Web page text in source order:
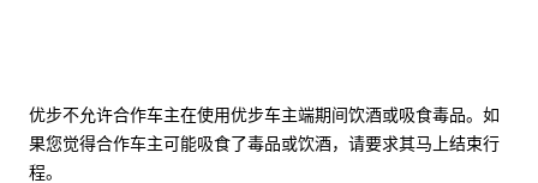
优步不允许合作车主在使用优步车主端期间饮酒或吸食毒品。如
果您觉得合作车主可能吸食了毒品或饮酒，请要求其马上结束行
程。